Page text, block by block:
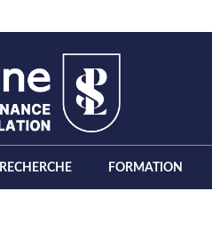
RECHERCHE FORMATION